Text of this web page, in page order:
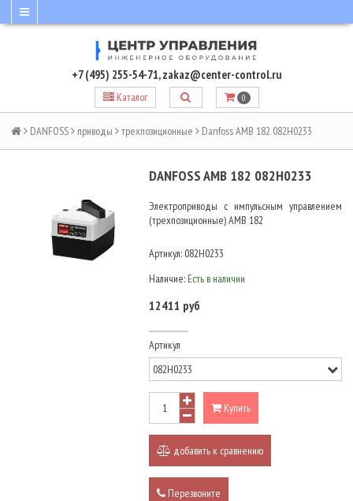
+7 (495) 255-54-71,zakaz@center-control.ru
Каталог 0
DANFOSS приводы трехпозиционные Danfoss AMB 182 082H0233
DANFOSS AMB 182 082H0233
Электроприводы с импульсным управлением
(трехпозиционные) AMB 182
Артикул: 082H0233
Наличие: Есть в наличии
12411 руб
Артикул
Купить
добавить к сравнению
Перезвоните